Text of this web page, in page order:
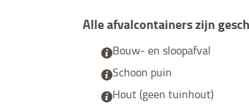
Alle afvalcontainers zijn
Bouw- en sloopafval
Schoon puin
Hout (geen tuinhout)